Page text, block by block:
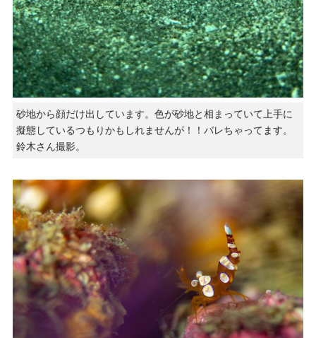
砂地から顔だけ出しています。色が砂地と相まっていて上手に
擬態しているつもりかもしれませんが！！バレちゃってます。
鈴木さん撮影。